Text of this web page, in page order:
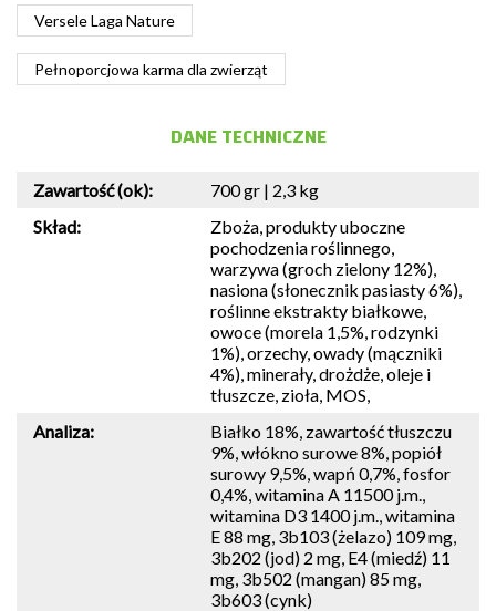
Versele Laga Nature
Pełnoporcjowa karma dla zwierząt
DANE TECHNICZNE
Zawartość (ok):
700 gr | 2,3 kg
Skład:
Zboża, produkty uboczne
pochodzenia roślinnego,
warzywa (groch zielony 12%),
nasiona (słonecznik pasiasty 6%),
roślinne ekstrakty białkowe,
owoce (morela 1,5%, rodzynki
1%), orzechy, owady (mączniki
4%), minerały, drożdże, oleje i
tłuszcze, zioła, MOS,
Analiza:
Białko 18%, zawartość tłuszczu
9%, włókno surowe 8%, popiół
surowy 9,5%, wapń 0,7%, fosfor
0,4%, witamina A 11500 j.m.,
witamina D3 1400 j.m., witamina
E 88 mg, 3b103 (żelazo) 109 mg,
3b202 (jod) 2 mg, E4 (miedź) 11
mg, 3b502 (mangan) 85 mg,
3b603 (cynk)